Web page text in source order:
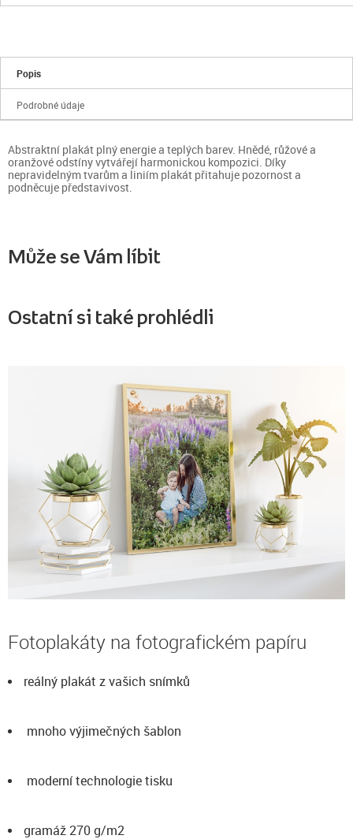
Popis
Podrobné údaje
Abstraktní plakát plný energie a teplých barev. Hnědé, růžové a
oranžové odstíny vytvářejí harmonickou kompozici. Díky
nepravidelným tvarům a liniím plakát přitahuje pozornost a
podněcuje představivost.
Může se Vám líbit
Ostatní si také prohlédli
Fotoplakáty na fotografickém papíru
reálný plakát z vašich snímků
mnoho výjimečných šablon
moderní technologie tisku
gramáž 270 g/m2